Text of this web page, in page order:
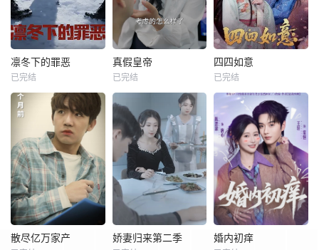
凛冬下的罪恶
已完结
真假皇帝
已完结
四四如意
已完结
散尽亿万家产 娇妻归来第二季 婚内初痒